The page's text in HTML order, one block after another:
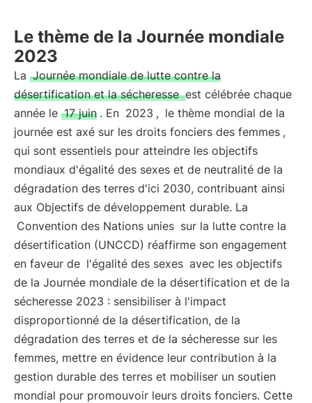
Le thème de la Journée mondiale
2023
La Journée mondiale de lutte contre la
désertification et la sécheresse est célébrée chaque
année le 17 juin . En 2023 , le thème mondial de la
journée est axé sur les droits fonciers des femmes ,
qui sont essentiels pour atteindre les objectifs
mondiaux d'égalité des sexes et de neutralité de la
dégradation des terres d'ici 2030, contribuant ainsi
aux Objectifs de développement durable. La
Convention des Nations unies sur la lutte contre la
désertification (UNCCD) réaffirme son engagement
en faveur de l'égalité des sexes avec les objectifs
de la Journée mondiale de la désertification et de la
sécheresse 2023 : sensibiliser à l'impact
disproportionné de la désertification, de la
dégradation des terres et de la sécheresse sur les
femmes, mettre en évidence leur contribution à la
gestion durable des terres et mobiliser un soutien
mondial pour promouvoir leurs droits fonciers. Cette